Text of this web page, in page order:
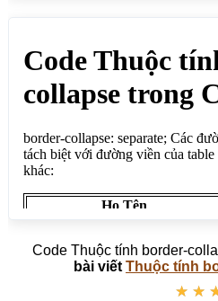
    <td>Nữ</td>
  </tr>
</table>
các ô thẻ td và đường viền
sẽ nối lại thành 1 đường
<table style="border-
  <tr>
    <th>Giới Tính</th>
Code Thuộc tính border-
bài viết Thuộc tính
★ ★
★ ★